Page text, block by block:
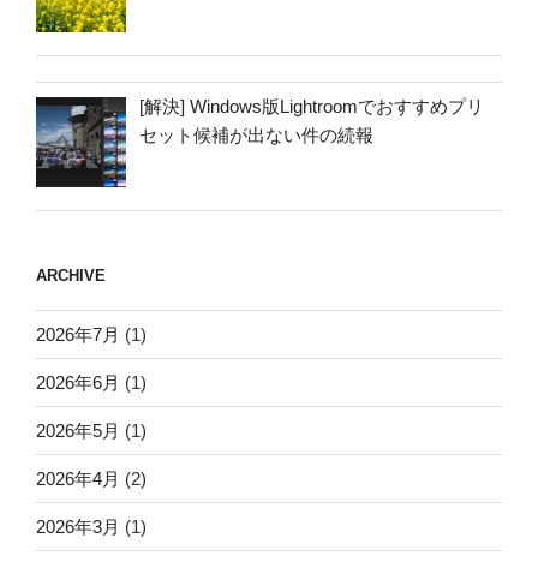
[解決] Windows版Lightroomでおすすめプリ
セット候補が出ない件の続報
ARCHIVE
2026年7月 (1)
2026年6月 (1)
2026年5月 (1)
2026年4月 (2)
2026年3月 (1)